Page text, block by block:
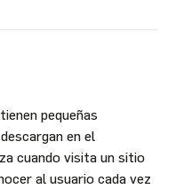
pequeñas
en el
cuando visita un sitio
al usuario cada vez